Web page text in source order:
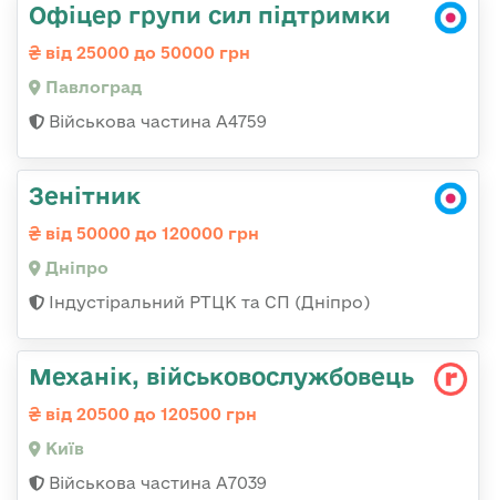
Офіцер групи сил підтримки
від 25000 до 50000 грн
Павлоград
Військова частина А4759
Зенітник
від 50000 до 120000 грн
Дніпро
Індустіральний РТЦК та СП (Дніпро)
Механік, військовослужбовець
від 20500 до 120500 грн
Київ
Військова частина А7039